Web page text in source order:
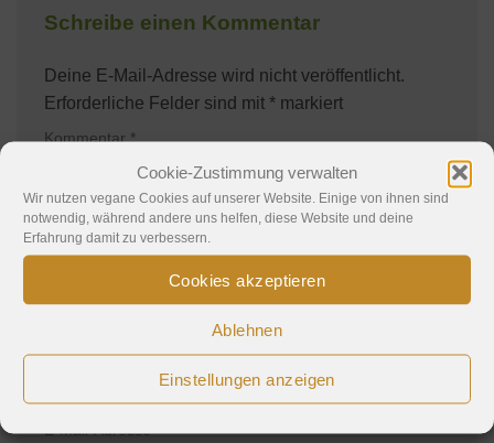
Cookie-Zustimmung verwalten
Wir nutzen vegane Cookies auf unserer Website. Einige von ihnen sind
notwendig, während andere uns helfen, diese Website und deine
Erfahrung damit zu verbessern.
Cookies akzeptieren
Ablehnen
Einstellungen anzeigen
Schreibe einen Kommentar
Deine E-Mail-Adresse wird nicht veröffentlicht.
Erforderliche Felder sind mit * markiert
Kommentar*
E-Mail-Adresse*